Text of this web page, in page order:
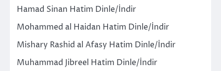
Hamad Sinan Hatim Dinle/İndir
Mohammed al Haidan Hatim Dinle/İndir
Mishary Rashid al Afasy Hatim Dinle/İndir
Muhammad Jibreel Hatim Dinle/İndir